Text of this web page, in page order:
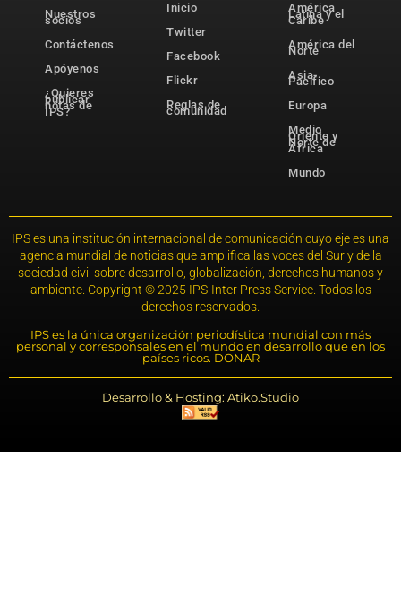
Nuestros
socios
Contáctenos
Apóyenos
¿Quieres
publicar
notas de
IPS?
Inicio
Twitter
Facebook
Flickr
Reglas de
comunidad
América
Latina y el
Caribe
América del
Norte
Asia-
Pacífico
Europa
Medio
Oriente y
Norte de
África
Mundo
IPS es una institución internacional de comunicación cuyo eje es una
agencia mundial de noticias que amplifica las voces del Sur y de la
sociedad civil sobre desarrollo, globalización, derechos humanos y
ambiente. Copyright © 2025 IPS-Inter Press Service. Todos los
derechos reservados.
IPS es la única organización periodística mundial con más
personal y corresponsales en el mundo en desarrollo que en los
países ricos. DONAR
Desarrollo & Hosting: Atiko.Studio